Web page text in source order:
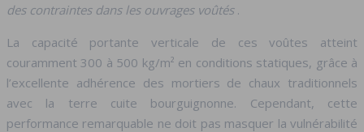
des contraintes dans les ouvrages voûtés .
La capacité portante verticale de ces voûtes atteint
couramment 300 à 500 kg/m² en conditions statiques, grâce à
l’excellente adhérence des mortiers de chaux traditionnels
avec la terre cuite bourguignonne. Cependant, cette
performance remarquable ne doit pas masquer la vulnérabilité